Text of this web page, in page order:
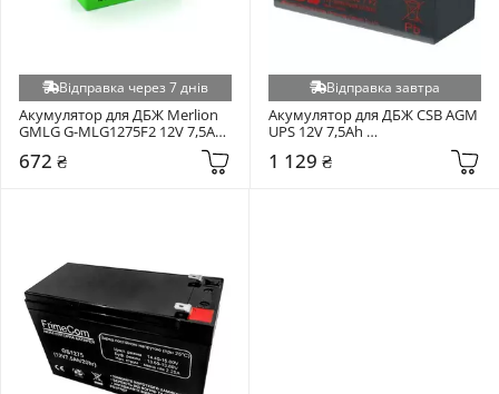
Відправка через 7 днів
Акумулятор для ДБЖ Merlion
GMLG G-MLG1275F2 12V 7,5Ah
672 ₴
Відправка завтра
Акумулятор для ДБЖ CSB AGM
UPS 12V 7,5Ah
1 129 ₴